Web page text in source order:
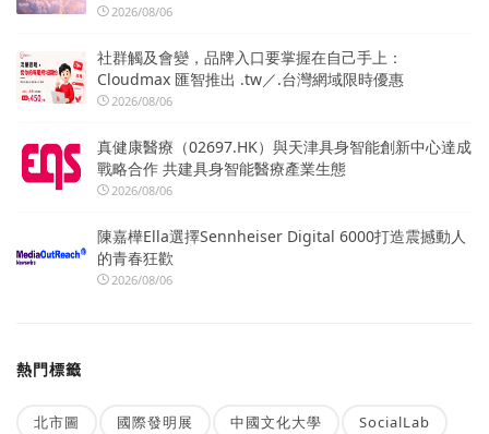
2026/08/06
社群觸及會變，品牌入口要掌握在自己手上：
Cloudmax 匯智推出 .tw／.台灣網域限時優惠
2026/08/06
真健康醫療（02697.HK）與天津具身智能創新中心達成
戰略合作 共建具身智能醫療產業生態
2026/08/06
陳嘉樺Ella選擇Sennheiser Digital 6000打造震撼動人
的青春狂歡
2026/08/06
熱門標籤
北市圖 國際發明展 中國文化大學 SocialLab